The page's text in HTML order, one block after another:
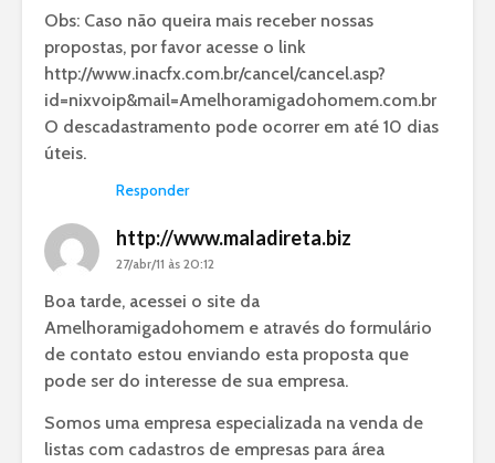
Obs: Caso não queira mais receber nossas
propostas, por favor acesse o link
http://www.inacfx.com.br/cancel/cancel.asp?
id=nixvoip&mail=Amelhoramigadohomem.com.br
O descadastramento pode ocorrer em até 10 dias
úteis.
Responder
http://www.maladireta.biz
27/abr/11 às 20:12
Boa tarde, acessei o site da
Amelhoramigadohomem e através do formulário
de contato estou enviando esta proposta que
pode ser do interesse de sua empresa.
Somos uma empresa especializada na venda de
listas com cadastros de empresas para área